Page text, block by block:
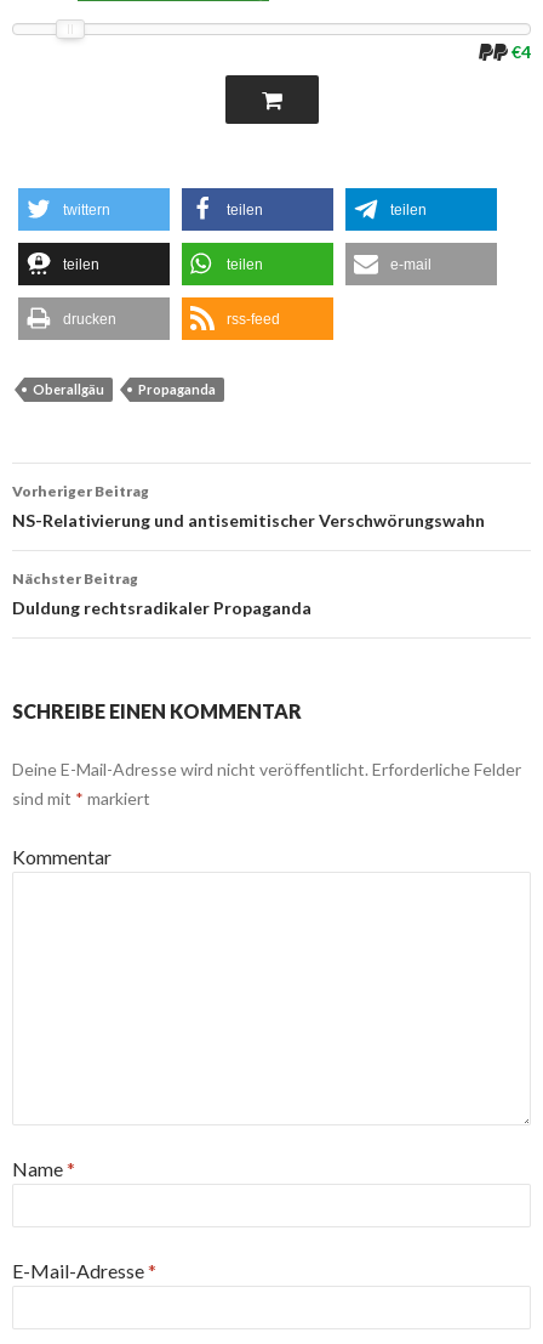
€4
twittern teilen teilen
teilen teilen e-mail
drucken rss-feed
Oberallgäu Propaganda
Beitrags-
Navigation
Vorheriger Beitrag
NS-Relativierung und antisemitischer Verschwörungswahn
Nächster Beitrag
Duldung rechtsradikaler Propaganda
SCHREIBE EINEN KOMMENTAR
Deine E-Mail-Adresse wird nicht veröffentlicht. Erforderliche Felder
sind mit * markiert
Kommentar
Name*
E-Mail-Adresse*